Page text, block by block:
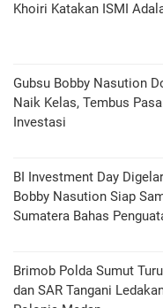
Khoiri Katakan ISMI
Gubsu Bobby Nasution
Naik Kelas, Tembus
Investasi
BI Investment Day
Bobby Nasution Siap
Sumatera Bahas
Brimob Polda Sumut
dan SAR Tangani